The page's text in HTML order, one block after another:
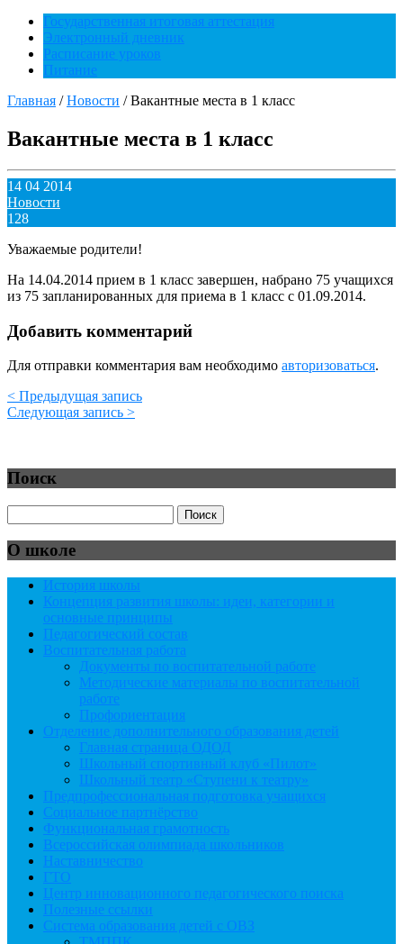
Государственная итоговая аттестация
Электронный дневник
Расписание уроков
Питание
Главная /Новости /Вакантные места в 1 класс
Вакантные места в 1 класс
14 04 2014
Новости
128
Уважаемые родители!
На 14.04.2014 прием в 1 класс завершен, набрано 75 учащихся
из 75 запланированных для приема в 1 класс с 01.09.2014.
Добавить комментарий
Для отправки комментария вам необходимо авторизоваться.
< Предыдущая запись
Следующая запись >
Поиск
О школе
История школы
Концепция развития школы: идеи, категории и
основные принципы
Педагогический состав
Воспитательная работа
Документы по воспитательной работе
Методические материалы по воспитательной
работе
Профориентация
Отделение дополнительного образования детей
Главная страница ОДОД
Школьный спортивный клуб «Пилот»
Школьный театр «Ступени к театру»
Предпрофессиональная подготовка учащихся
Социальное партнёрство
Функциональная грамотность
Всероссийская олимпиада школьников
Наставничество
ГТО
Центр инновационного педагогического поиска
Полезные ссылки
Система образования детей с ОВЗ